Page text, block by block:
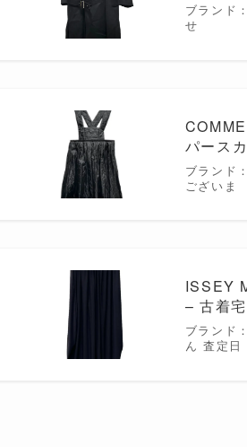
ブランド
せ
パース
ブランド
ございま
ISSEY
– 古着
ブランド
ん 査定日